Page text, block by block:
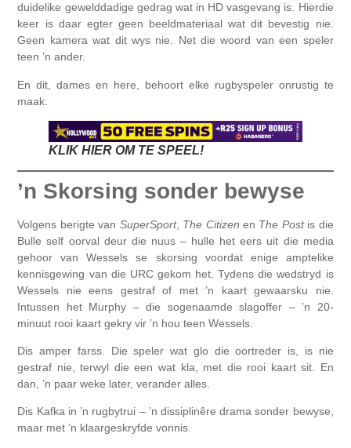
duidelike gewelddadige gedrag wat in HD vasgevang is. Hierdie
keer is daar egter geen beeldmateriaal wat dit bevestig nie.
Geen kamera wat dit wys nie. Net die woord van een speler
teen ’n ander.
En dit, dames en here, behoort elke rugbyspeler onrustig te
maak.
KLIK HIER OM TE SPEEL!
’n Skorsing sonder bewyse
Volgens berigte van SuperSport, The Citizen en The Postis die
Bulle self oorval deur die nuus – hulle het eers uit die media
gehoor van Wessels se skorsing voordat enige amptelike
kennisgewing van die URC gekom het. Tydens die wedstryd is
Wessels nie eens gestraf of met ’n kaart gewaarsku nie.
Intussen het Murphy – die sogenaamde slagoffer – ’n 20-
minuut rooi kaart gekry vir ’n hou teen Wessels.
Dis amper farss. Die speler wat glo die oortreder is, is nie
gestraf nie, terwyl die een wat kla, met die rooi kaart sit. En
dan, ’n paar weke later, verander alles.
Dis Kafka in ’n rugbytrui – ’n dissiplinêre drama sonder bewyse,
maar met ’n klaargeskryfde vonnis.